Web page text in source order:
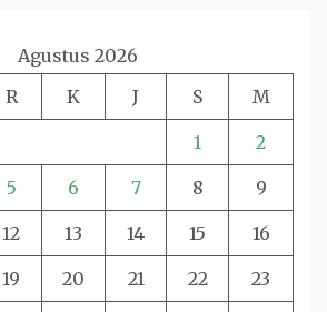
Agustus 2026
R K J S M
1 2
5 6 7 8 9
12 13 14 15 16
19 20 21 22 23